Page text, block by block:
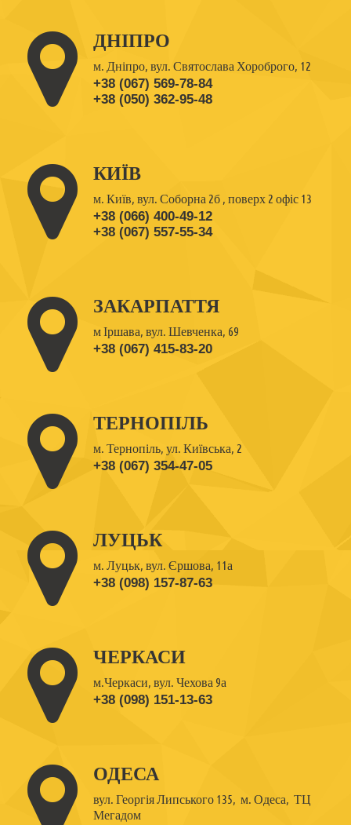
ДНІПРО
м. Дніпро, вул. Святослава Хороброго, 12
+38 (067) 569-78-84
+38 (050) 362-95-48
КИЇВ
м. Київ, вул. Соборна 2б , поверх 2 офіс 13
+38 (066) 400-49-12
+38 (067) 557-55-34
ЗАКАРПАТТЯ
м Іршава, вул. Шевченка, 69
+38 (067) 415-83-20
ТЕРНОПІЛЬ
м. Тернопіль, ул. Київська, 2
+38 (067) 354-47-05
ЛУЦЬК
м. Луцьк, вул. Єршова, 11а
+38 (098) 157-87-63
ЧЕРКАСИ
м.Черкаси, вул. Чехова 9а
+38 (098) 151-13-63
ОДЕСА
вул. Георгія Липського 135, м. Одеса, ТЦ
Мегадом